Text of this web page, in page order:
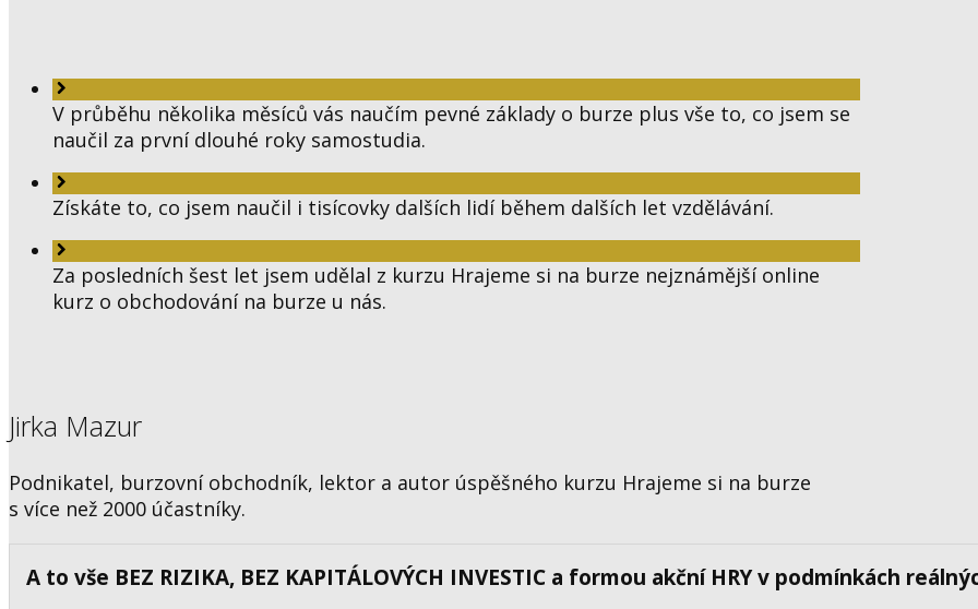
V průběhu několika měsíců vás naučím pevné základy o burze plus vše to, co jsem se
naučil za první dlouhé roky samostudia.
Získáte to, co jsem naučil i tisícovky dalších lidí během dalších let vzdělávání.
Za posledních šest let jsem udělal z kurzu Hrajeme si na burze nejznámější online
kurz o obchodování na burze u nás.
Jirka Mazur
Podnikatel, burzovní obchodník, lektor a autor úspěšného kurzu Hrajeme si na burze
s více než 2000 účastníky.
A to vše BEZ RIZIKA, BEZ KAPITÁLOVÝCH INVESTIC a formou akční HRY v podmínkách